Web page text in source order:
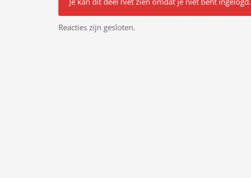
Bericht
Reacties zijn gesloten.